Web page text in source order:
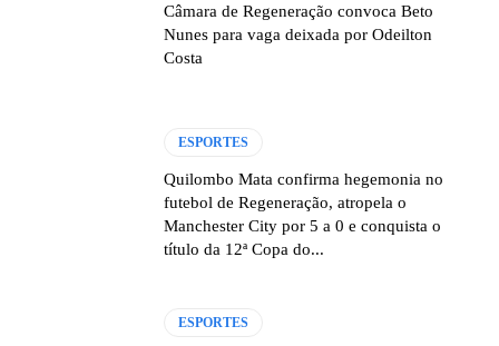
Câmara de Regeneração convoca Beto
Nunes para vaga deixada por Odeilton
Costa
ESPORTES
Quilombo Mata confirma hegemonia no
futebol de Regeneração, atropela o
Manchester City por 5 a 0 e conquista o
título da 12ª Copa do...
ESPORTES